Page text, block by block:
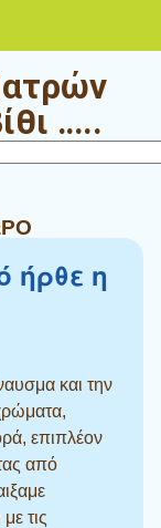
…..
ήρθε η
και την
επιπλέον
από
τις